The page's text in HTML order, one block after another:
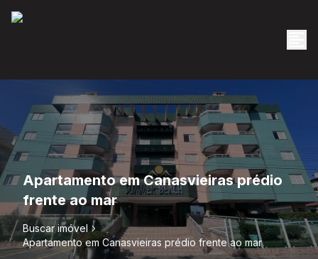
Apartamento em Canasvieiras prédio
frente ao mar
Buscar imóvel
Apartamento em Canasvieiras prédio frente ao mar